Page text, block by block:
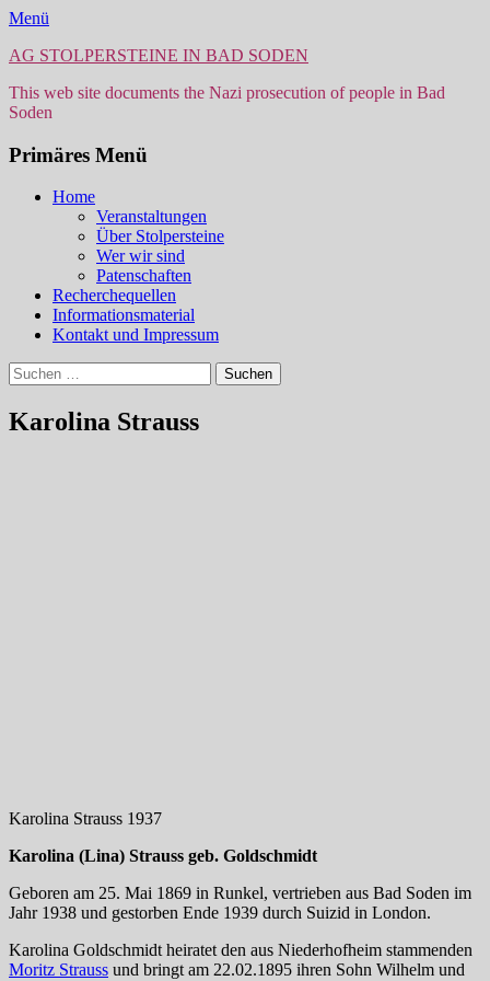
Menü
AG STOLPERSTEINE IN BAD SODEN
This web site documents the Nazi prosecution of people in Bad
Soden
Primäres Menü
Zum
Home
Veranstaltungen
Über Stolpersteine
Wer wir sind
Patenschaften
Recherchequellen
Informationsmaterial
Kontakt und Impressum
Suchen
Suchen
nach:
Karolina Strauss
Karolina Strauss 1937
Karolina (Lina) Strauss geb. Goldschmidt
Geboren am 25. Mai 1869 in Runkel, vertrieben aus Bad Soden im
Jahr 1938 und gestorben Ende 1939 durch Suizid in London.
Karolina Goldschmidt heiratet den aus Niederhofheim stammenden
Moritz Strauss und bringt am 22.02.1895 ihren Sohn Wilhelm und